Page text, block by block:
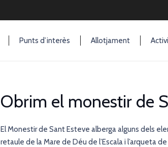
Punts d’interès Allotjament
Obrim el monestir de
El Monestir de Sant Esteve alberga alguns dels
retaule de la Mare de Déu de l’Escala i l’arqueta